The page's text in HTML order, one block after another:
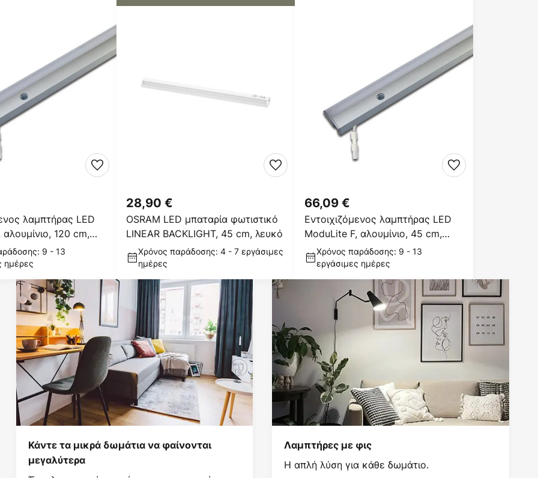
λαμπτήρας LED
120 cm,
9 - 13
ημέρες
OSRAM LED μπαταρία φωτιστικό
LINEAR BACKLIGHT, 45 cm, λευκό
28,90 €
Χρόνος παράδοσης: 4 - 7 εργάσιμες
ημέρες
Εντοιχιζόμενος λαμπτήρας LED
ModuLite F, αλουμίνιο, 45 cm,
4.000 K,
66,09 €
Χρόνος παράδοσης: 9 - 13
εργάσιμες ημέρες
Κάντε τα μικρά δωμάτια να φαίνονται
μεγαλύτερα
Λαμπτήρες με φις
Η απλή λύση για κάθε δωμάτιο.